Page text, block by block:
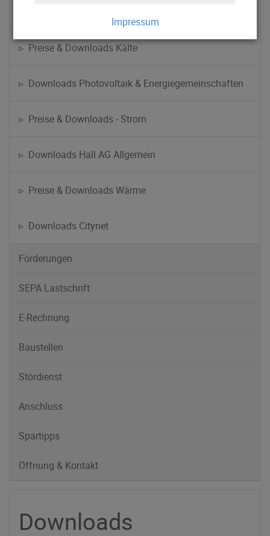
Downloads
▹ Preise & Downloads Kälte
▹ Downloads Photovoltaik & Energiegemeinschaften
▹ Preise & Downloads - Strom
▹ Downloads Hall AG Allgemein
▹ Preise & Downloads Wärme
▹ Downloads Citynet
Förderungen
SEPA Lastschrift
E-Rechnung
Baustellen
Stördienst
Anschluss
Spartipps
Öffnung & Kontakt
Impressum